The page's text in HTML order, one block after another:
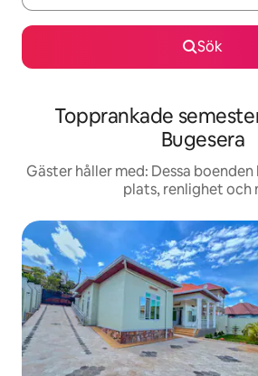
Sök
Topprankade
Bugesera
Gäster håller med: Dessa
plats, renlighet och